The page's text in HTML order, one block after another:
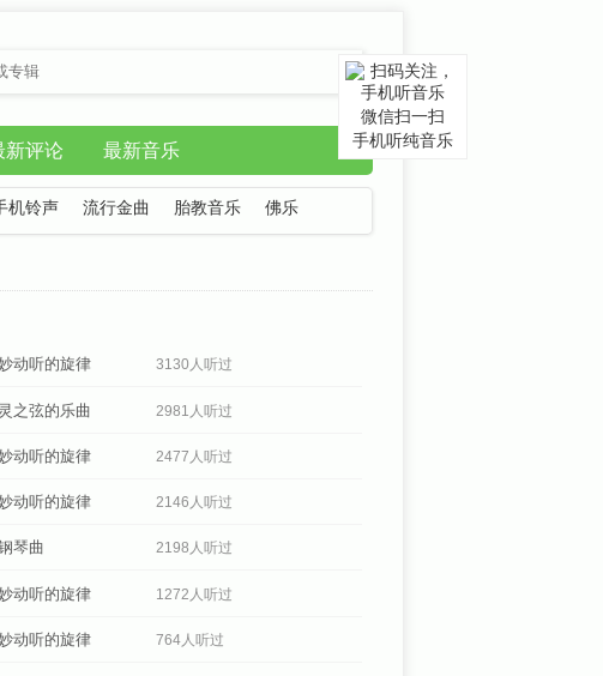
新评论 最新音乐
机铃声 流行金曲 胎教音乐 佛乐
动听的旋律 3130人听过
之弦的乐曲 2981人听过
动听的旋律 2477人听过
动听的旋律 2146人听过
琴曲 2198人听过
动听的旋律 1272人听过
动听的旋律 764人听过
微信扫一扫
手机听纯音乐